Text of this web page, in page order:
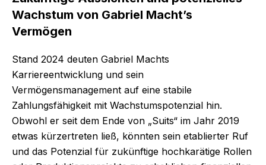
Wachstum von Gabriel Macht’s
Vermögen
Stand 2024 deuten Gabriel Machts
Karriereentwicklung und sein
Vermögensmanagement auf eine stabile
Zahlungsfähigkeit mit Wachstumspotenzial hin.
Obwohl er seit dem Ende von „Suits“ im Jahr 2019
etwas kürzertreten ließ, könnten sein etablierter Ruf
und das Potenzial für zukünftige hochkarätige Rollen